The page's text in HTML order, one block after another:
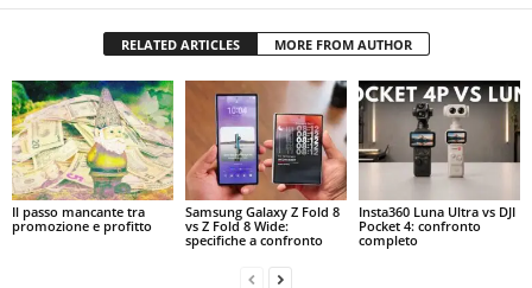
RELATED ARTICLES MORE FROM AUTHOR
Il passo mancante tra
promozione e profitto
Samsung Galaxy Z Fold 8
vs Z Fold 8 Wide:
specifiche a confronto
Insta360 Luna Ultra vs DJI
Pocket 4: confronto
completo